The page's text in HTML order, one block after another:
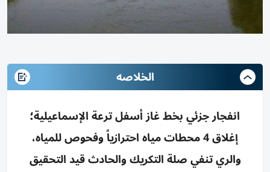
الخلاصه
انفجار جزئي بخط غاز أسفل ترعة الإسماعيلية؛
إغلاق 4 محطات مياه احترازياً وفحوص للمياه،
والري تنفي صلة التكريك والحادث قيد التحقيق